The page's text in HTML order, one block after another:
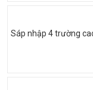
Sáp nhập 4 trường